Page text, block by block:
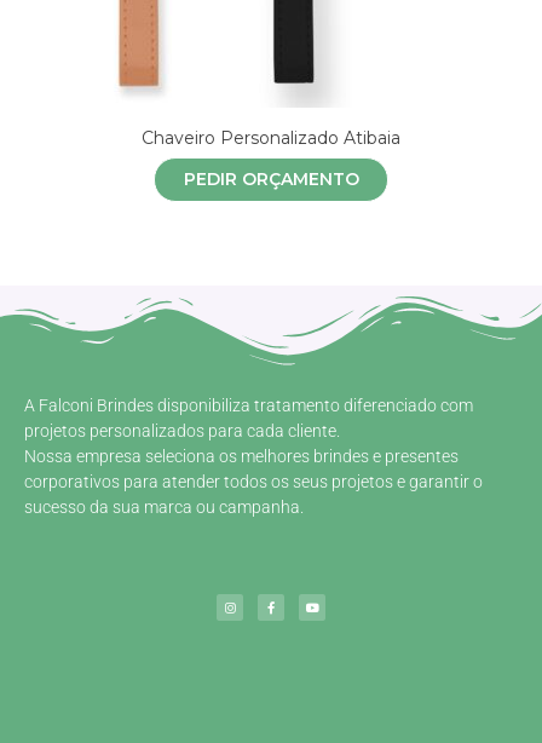
Chaveiro Personalizado Atibaia
PEDIR ORÇAMENTO
A Falconi Brindes disponibiliza tratamento diferenciado com
projetos personalizados para cada cliente.
Nossa empresa seleciona os melhores brindes e presentes
corporativos para atender todos os seus projetos e garantir o
sucesso da sua marca ou campanha.